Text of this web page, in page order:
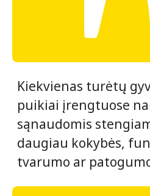
Kiekvienas turėtų
puikiai įrengtuose
sąnaudomis
daugiau kokybės,
tvarumo ar